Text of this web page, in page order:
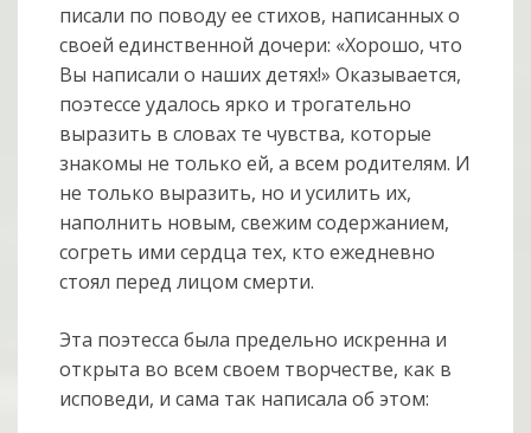
писали по поводу ее стихов, написанных о
своей единственной дочери: «Хорошо, что
Вы написали о наших детях!» Оказывается,
поэтессе удалось ярко и трогательно
выразить в словах те чувства, которые
знакомы не только ей, а всем родителям. И
не только выразить, но и усилить их,
наполнить новым, свежим содержанием,
согреть ими сердца тех, кто ежедневно
стоял перед лицом смерти.
Эта поэтесса была предельно искренна и
открыта во всем своем творчестве, как в
исповеди, и сама так написала об этом: